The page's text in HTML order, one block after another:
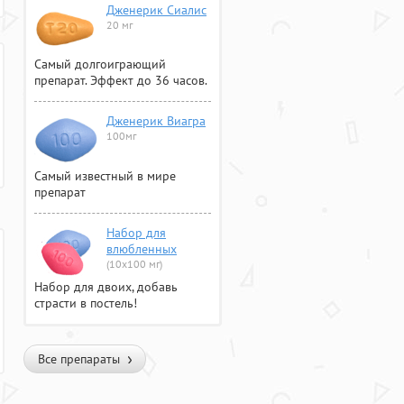
Дженерик Сиалис
20 мг
Самый долгоиграющий
препарат. Эффект до 36 часов.
Дженерик Виагра
100мг
Самый известный в мире
препарат
Набор для
влюбленных
(10х100 мг)
Набор для двоих, добавь
страсти в постель!
Все препараты